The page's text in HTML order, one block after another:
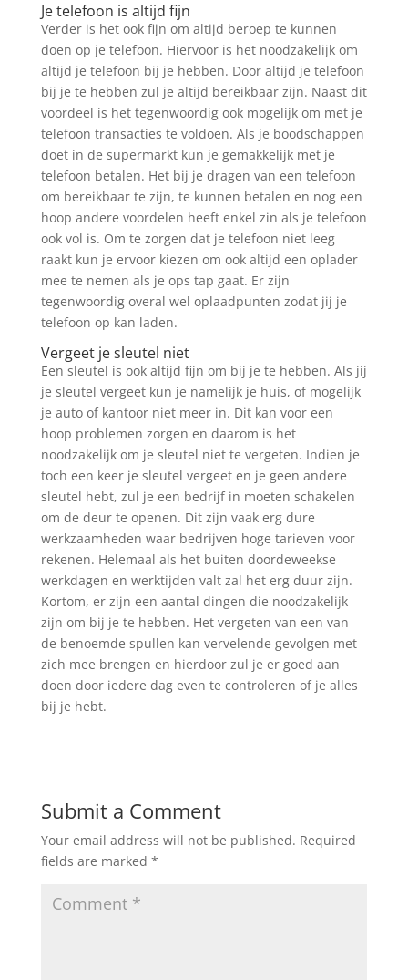
Je telefoon is altijd fijn
Verder is het ook fijn om altijd beroep te kunnen
doen op je telefoon. Hiervoor is het noodzakelijk om
altijd je telefoon bij je hebben. Door altijd je telefoon
bij je te hebben zul je altijd bereikbaar zijn. Naast dit
voordeel is het tegenwoordig ook mogelijk om met je
telefoon transacties te voldoen. Als je boodschappen
doet in de supermarkt kun je gemakkelijk met je
telefoon betalen. Het bij je dragen van een telefoon
om bereikbaar te zijn, te kunnen betalen en nog een
hoop andere voordelen heeft enkel zin als je telefoon
ook vol is. Om te zorgen dat je telefoon niet leeg
raakt kun je ervoor kiezen om ook altijd een oplader
mee te nemen als je ops tap gaat. Er zijn
tegenwoordig overal wel oplaadpunten zodat jij je
telefoon op kan laden.
Vergeet je sleutel niet
Een sleutel is ook altijd fijn om bij je te hebben. Als jij
je sleutel vergeet kun je namelijk je huis, of mogelijk
je auto of kantoor niet meer in. Dit kan voor een
hoop problemen zorgen en daarom is het
noodzakelijk om je sleutel niet te vergeten. Indien je
toch een keer je sleutel vergeet en je geen andere
sleutel hebt, zul je een bedrijf in moeten schakelen
om de deur te openen. Dit zijn vaak erg dure
werkzaamheden waar bedrijven hoge tarieven voor
rekenen. Helemaal als het buiten doordeweekse
werkdagen en werktijden valt zal het erg duur zijn.
Kortom, er zijn een aantal dingen die noodzakelijk
zijn om bij je te hebben. Het vergeten van een van
de benoemde spullen kan vervelende gevolgen met
zich mee brengen en hierdoor zul je er goed aan
doen door iedere dag even te controleren of je alles
bij je hebt.
Submit a Comment
Your email address will not be published. Required
fields are marked *